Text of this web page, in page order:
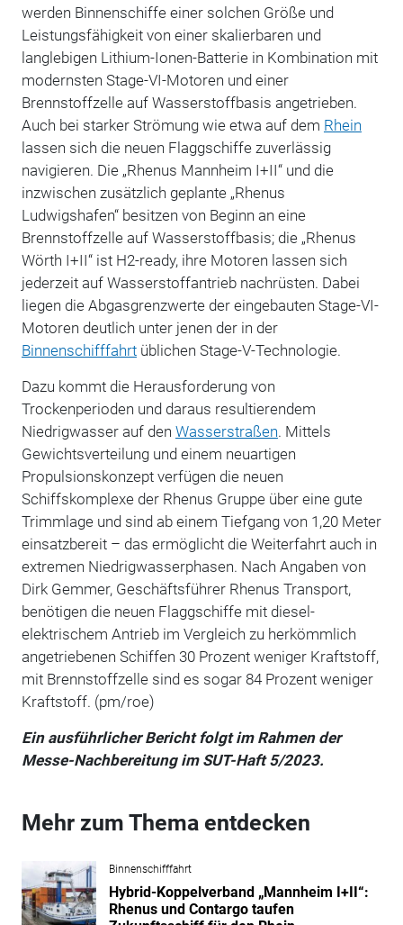
werden Binnenschiffe einer solchen Größe und
Leistungsfähigkeit von einer skalierbaren und
langlebigen Lithium-Ionen-Batterie in Kombination mit
modernsten Stage-VI-Motoren und einer
Brennstoffzelle auf Wasserstoffbasis angetrieben.
Auch bei starker Strömung wie etwa auf dem Rhein
lassen sich die neuen Flaggschiffe zuverlässig
navigieren. Die „Rhenus Mannheim I+II“ und die
inzwischen zusätzlich geplante „Rhenus
Ludwigshafen“ besitzen von Beginn an eine
Brennstoffzelle auf Wasserstoffbasis; die „Rhenus
Wörth I+II“ ist H2-ready, ihre Motoren lassen sich
jederzeit auf Wasserstoffantrieb nachrüsten. Dabei
liegen die Abgasgrenzwerte der eingebauten Stage-VI-
Motoren deutlich unter jenen der in der
Binnenschifffahrtüblichen Stage-V-Technologie.
Dazu kommt die Herausforderung von
Trockenperioden und daraus resultierendem
Niedrigwasser auf den Wasserstraßen. Mittels
Gewichtsverteilung und einem neuartigen
Propulsionskonzept verfügen die neuen
Schiffskomplexe der Rhenus Gruppe über eine gute
Trimmlage und sind ab einem Tiefgang von 1,20 Meter
einsatzbereit – das ermöglicht die Weiterfahrt auch in
extremen Niedrigwasserphasen. Nach Angaben von
Dirk Gemmer, Geschäftsführer Rhenus Transport,
benötigen die neuen Flaggschiffe mit diesel-
elektrischem Antrieb im Vergleich zu herkömmlich
angetriebenen Schiffen 30 Prozent weniger Kraftstoff,
mit Brennstoffzelle sind es sogar 84 Prozent weniger
Kraftstoff. (pm/roe)
Ein ausführlicher Bericht folgt im Rahmen der
Messe-Nachbereitung im SUT-Haft 5/2023.
Mehr zum Thema entdecken
Binnenschifffahrt
Hybrid-Koppelverband „Mannheim I+II“:
Rhenus und Contargo taufen